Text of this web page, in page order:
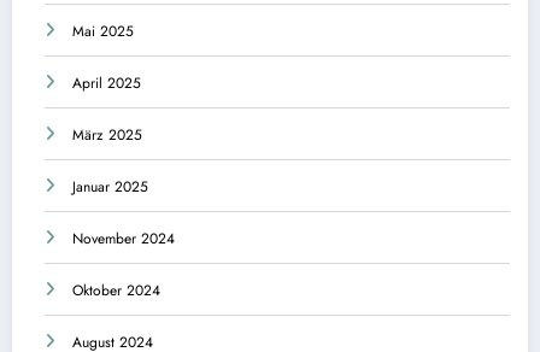
Mai 2025
April 2025
März 2025
Januar 2025
November 2024
Oktober 2024
August 2024